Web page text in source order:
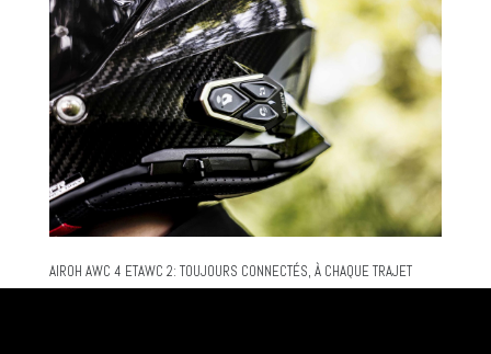
AIROH AWC 4 ETAWC 2: TOUJOURS CONNECTÉS, À CHAQUE TRAJET